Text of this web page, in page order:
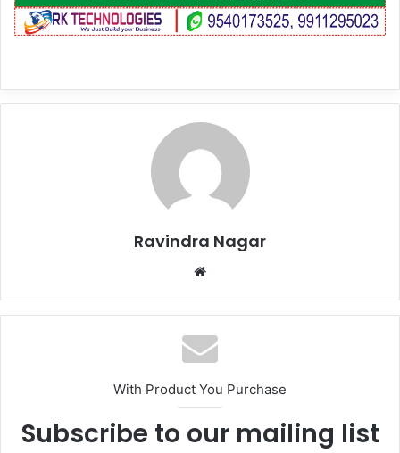
Ravindra Nagar
Website
With Product You Purchase
Subscribe to our mailing list